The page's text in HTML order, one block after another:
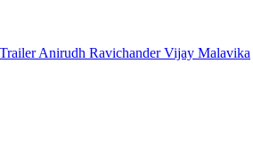
Anirudh Ravichander Vijay Malavika